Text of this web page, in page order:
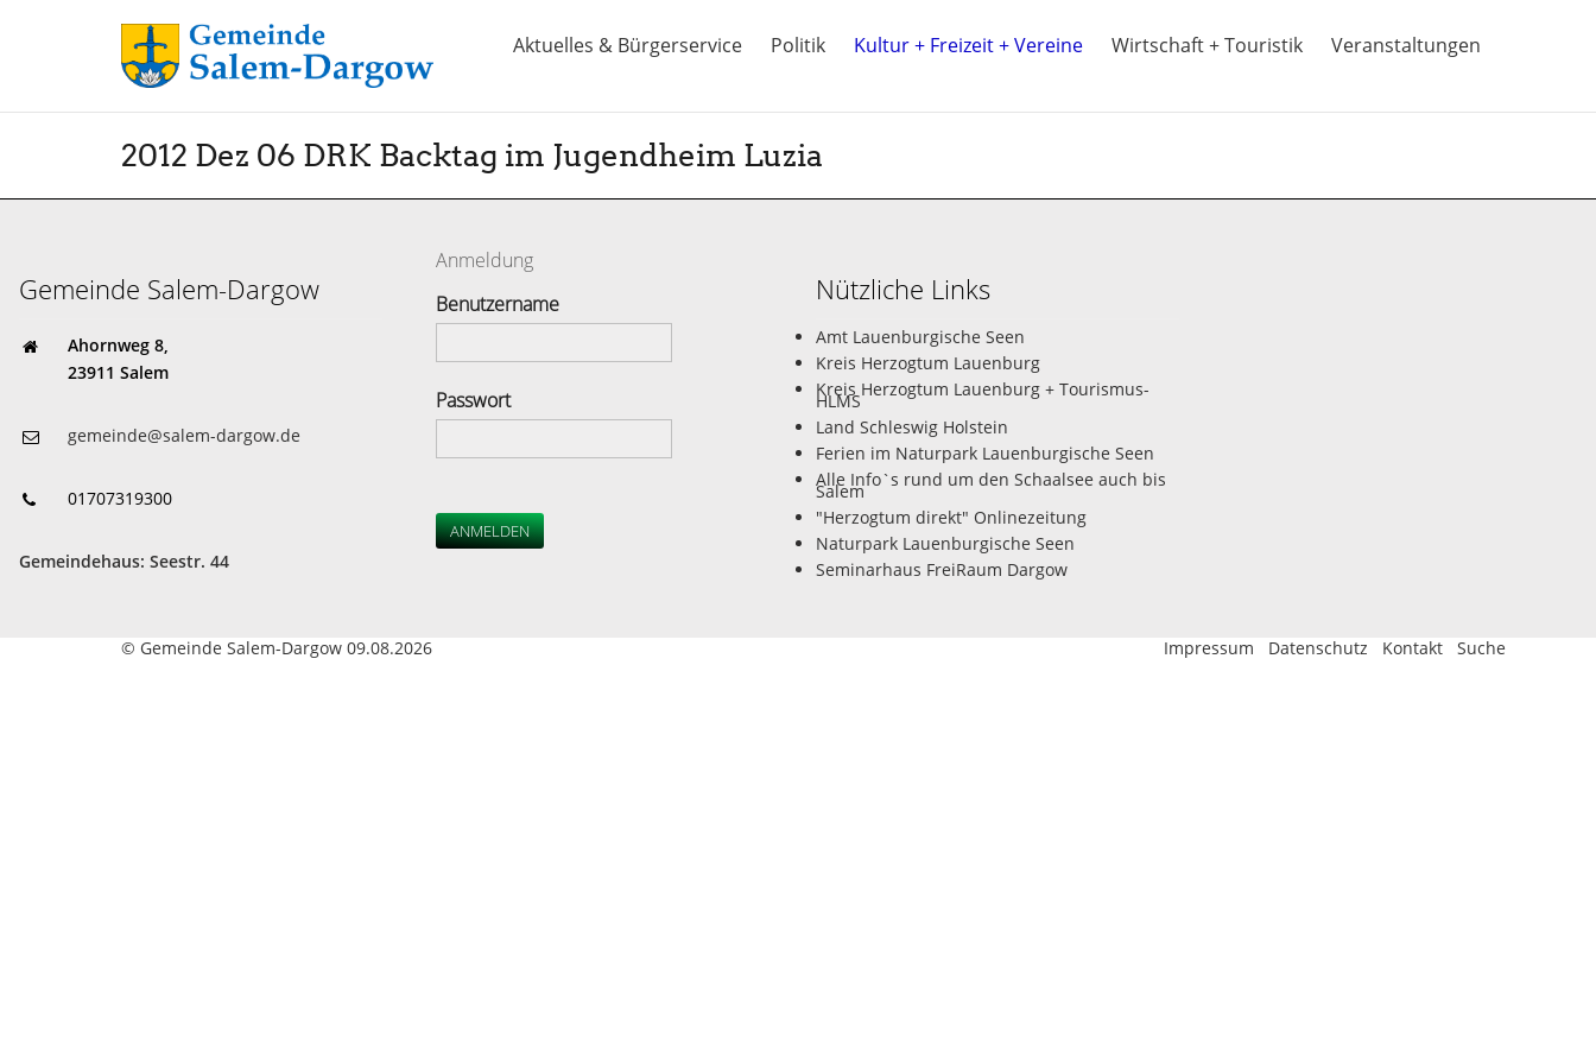
Aktuelles & Bürgerservice Politik Kultur + Freizeit + Vereine Wirtschaft + Touristik Veranstaltungen
2012 Dez 06 DRK Backtag im Jugendheim Luzia
Gemeinde Salem-Dargow
Ahornweg 8,
23911 Salem
gemeinde@salem-dargow.de
01707319300
Gemeindehaus: Seestr. 44
Anmeldung
Benutzername
Passwort
ANMELDEN
Nützliche Links
Amt Lauenburgische Seen
Kreis Herzogtum Lauenburg
Kreis Herzogtum Lauenburg + Tourismus-
HLMS
Land Schleswig Holstein
Ferien im Naturpark Lauenburgische Seen
Alle Info`s rund um den Schaalsee auch bis
Salem
"Herzogtum direkt" Onlinezeitung
Naturpark Lauenburgische Seen
Seminarhaus FreiRaum Dargow
© Gemeinde Salem-Dargow 09.08.2026 Impressum Datenschutz Kontakt Suche